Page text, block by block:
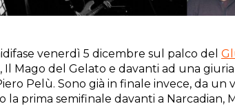
venerdì 5 dicembre sul palco del
Mago del Gelato e davanti ad una
Pelù. Sono già in finale invece, da
prima semifinale davanti a Narcadian,